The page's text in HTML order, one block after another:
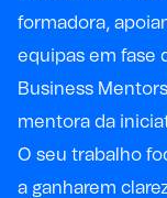
formadora,
equipas em fase
Business
mentora da
O seu trabalho
a ganharem